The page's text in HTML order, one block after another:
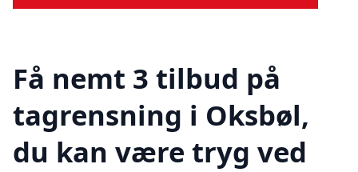
Få nemt 3 tilbud på
tagrensning i Oksbøl,
du kan være tryg ved